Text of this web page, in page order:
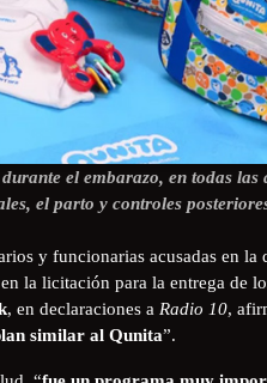
el embarazo, en todas
el parto y controles
y funcionarias acusadas en la
la licitación para la entrega de
, en declaraciones a Radio 10,
similar al Qunita”.